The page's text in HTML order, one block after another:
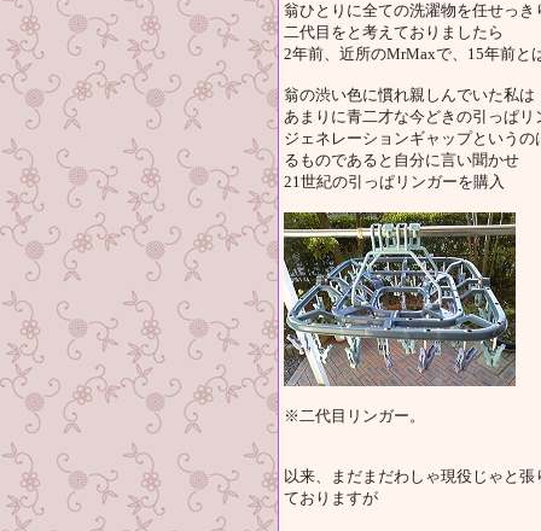
翁ひとりに全ての洗濯物を任せっ
二代目をと考えておりましたら
2年前、近所のMrMaxで、15年前と
翁の渋い色に慣れ親しんでいた私は
あまりに青二才な今どきの引っぱ
ジェネレーションギャップという
るものであると自分に言い聞かせ
21世紀の引っぱリンガーを購入
※二代目リンガー。
以来、まだまだわしゃ現役じゃと
ておりますが